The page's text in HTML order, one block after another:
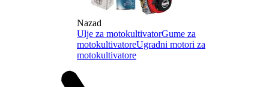
Nazad
Ulje za motokultivatorGume za
motokultivatoreUgradni motori za
motokultivatore